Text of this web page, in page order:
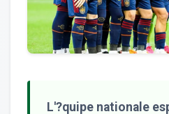
L'?quipe nationale